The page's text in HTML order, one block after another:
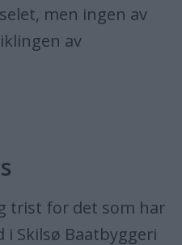
men ingen av
av
trist for det som har
i Skilsø Baatbyggeri